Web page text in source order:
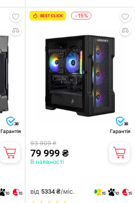
36
Гарантія
10 15
BEST CLICK -15%
36
Гарантія
93 909 ₴
79 999 ₴
В наявності
від 5334 ₴/міс. 15 10 15